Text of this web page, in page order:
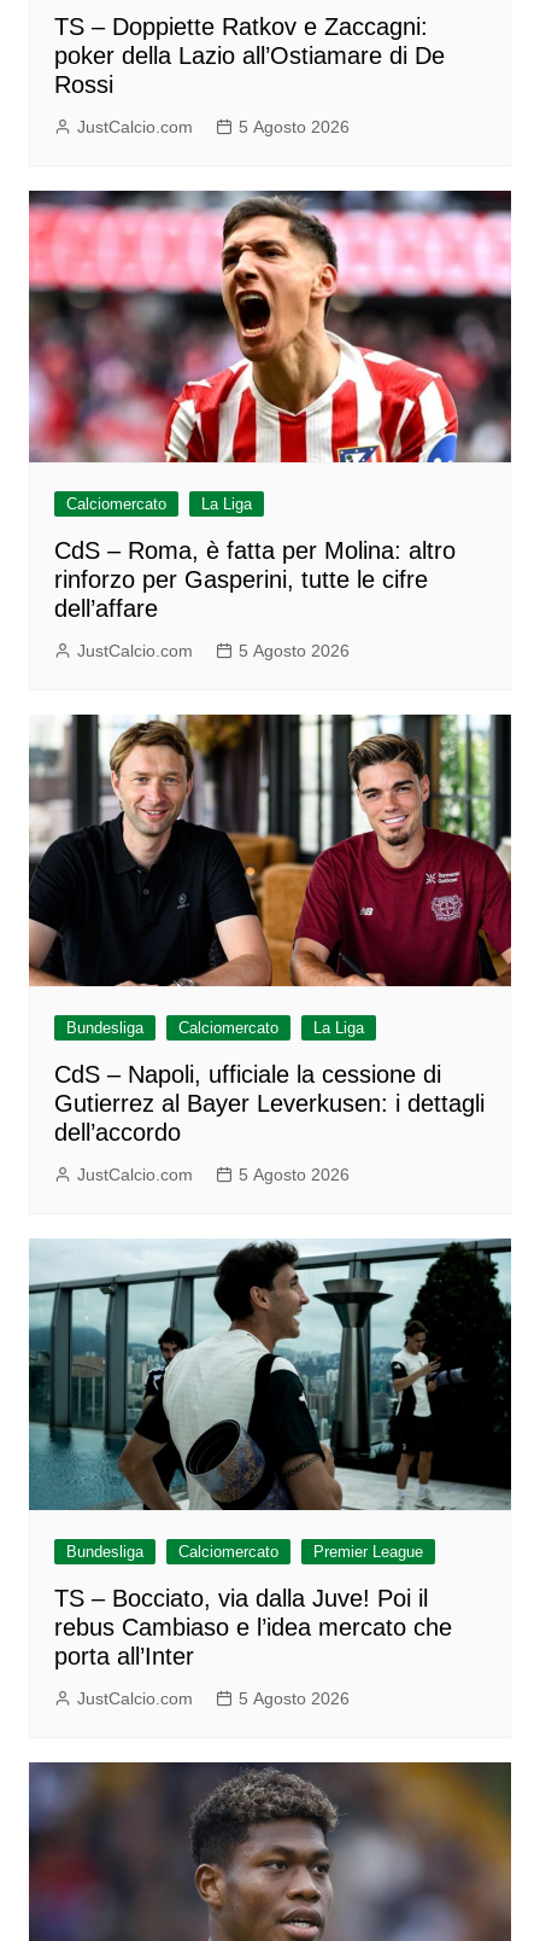
TS – Doppiette Ratkov e Zaccagni:
poker della Lazio all’Ostiamare di De
Rossi
JustCalcio.com 5 Agosto 2026
Calciomercato La Liga
CdS – Roma, è fatta per Molina: altro
rinforzo per Gasperini, tutte le cifre
dell’affare
JustCalcio.com 5 Agosto 2026
Bundesliga Calciomercato La Liga
CdS – Napoli, ufficiale la cessione di
Gutierrez al Bayer Leverkusen: i dettagli
dell’accordo
JustCalcio.com 5 Agosto 2026
Bundesliga Calciomercato Premier League
TS – Bocciato, via dalla Juve! Poi il
rebus Cambiaso e l’idea mercato che
porta all’Inter
JustCalcio.com 5 Agosto 2026